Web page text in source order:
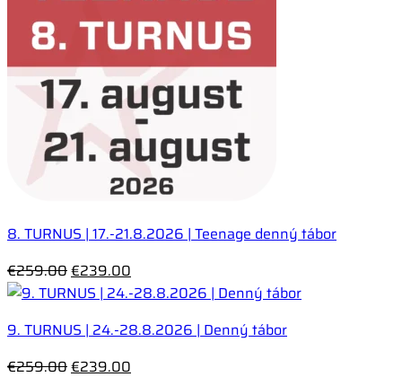
8. TURNUS | 17.-21.8.2026 | Teenage denný tábor
€259.00Pôvodná
cena
€259.00.
€239.00
cena
€239.00.
9. TURNUS | 24.-28.8.2026 | Denný tábor
€259.00Pôvodná
€239.00